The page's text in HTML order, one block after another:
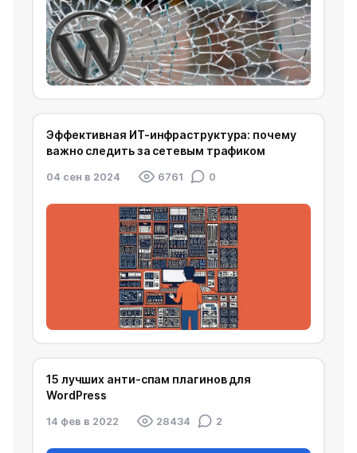
Эффективная ИТ-инфраструктура: почему
важно следить за сетевым трафиком
04 сен в 2024 6761 0
15 лучших анти-спам плагинов для
WordPress
14 фев в 2022 28434 2